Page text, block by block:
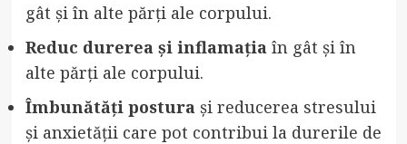
gât și în alte părți ale corpului.
Reduc durerea și inflamațiaîn gât și în
alte părți ale corpului.
Îmbunătăți posturași reducerea stresului
și anxietății care pot contribui la durerile de